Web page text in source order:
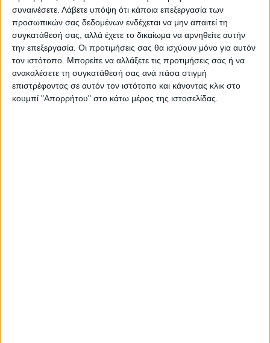
συναινέσετε. Λάβετε υπόψη ότι κάποια επεξεργασία των
προσωπικών σας δεδομένων ενδέχεται να μην απαιτεί τη
συγκατάθεσή σας, αλλά έχετε το δικαίωμα να αρνηθείτε αυτήν
την επεξεργασία. Οι προτιμήσεις σας θα ισχύουν μόνο για αυτόν
τον ιστότοπο. Μπορείτε να αλλάξετε τις προτιμήσεις σας ή να
ανακαλέσετε τη συγκατάθεσή σας ανά πάσα στιγμή
επιστρέφοντας σε αυτόν τον ιστότοπο και κάνοντας κλικ στο
κουμπί "Απορρήτου" στο κάτω μέρος της ιστοσελίδας.
πλατεία της πόλης ματαιώθηκε.